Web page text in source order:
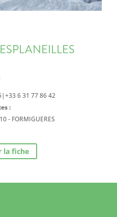
6 31 77 86 42
:
- FORMIGUERES
la fiche